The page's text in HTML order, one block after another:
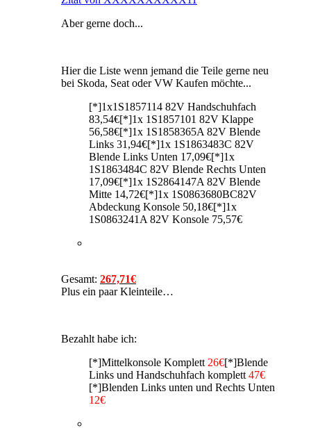
Aber gerne doch...
Hier die Liste wenn jemand die Teile gerne neu
bei Skoda, Seat oderVW Kaufen möchte...
[*]1x1S1857114 82V Handschuhfach
83,54€[*]1x 1S1857101 82V Klappe
56,58€[*]1x 1S1858365A 82V Blende
Links 31,94€[*]1x 1S1863483C 82V
Blende Links Unten 17,09€[*]1x
1S1863484C 82V Blende Rechts Unten
17,09€[*]1x 1S2864147A 82V Blende
Mitte 14,72€[*]1x 1S0863680BC82V
Abdeckung Konsole 50,18€[*]1x
1S0863241A 82V Konsole 75,57€
Gesamt: 267,71€
Plus ein paar Kleinteile…
Bezahlt habe ich:
[*]Mittelkonsole Komplett 26€[*]Blende
Links und Handschuhfach komplett 47€
[*]Blenden Links unten und Rechts Unten
12€